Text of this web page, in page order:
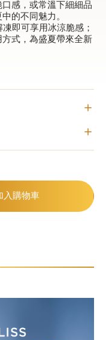
露巧克力
啡粉
感，或常溫下細細品
的不同魅力。
即可享用冰涼脆感；
式，為盛夏帶來全新
入購物車